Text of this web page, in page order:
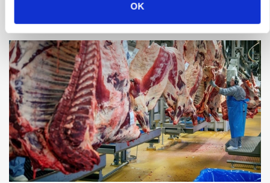
OK
Grisebestanden stiger trods svagere